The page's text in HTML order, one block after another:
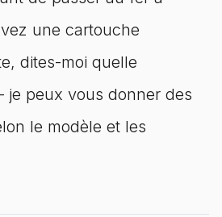
une cartouche
dites-moi quelle
je peux vous donner des
le modèle et les